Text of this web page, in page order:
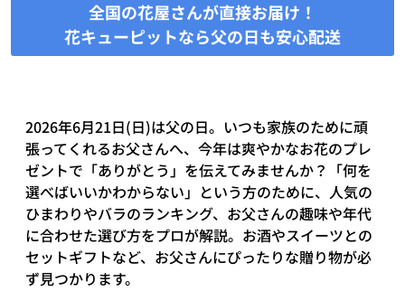
全国の花屋さんが直接お届け！
花キューピットなら父の日も安心配送
2026年6月21日(日)は父の日。いつも家族のために頑
張ってくれるお父さんへ、今年は爽やかなお花のプレ
ゼントで「ありがとう」を伝えてみませんか？「何を
選べばいいかわからない」という方のために、人気の
ひまわりやバラのランキング、お父さんの趣味や年代
に合わせた選び方をプロが解説。お酒やスイーツとの
セットギフトなど、お父さんにぴったりな贈り物が必
ず見つかります。